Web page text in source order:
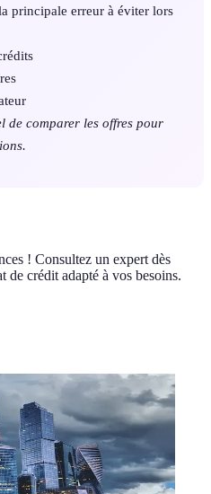
principale erreur à éviter lors
de comparer les offres pour
! Consultez un expert dès
de crédit adapté à vos besoins.